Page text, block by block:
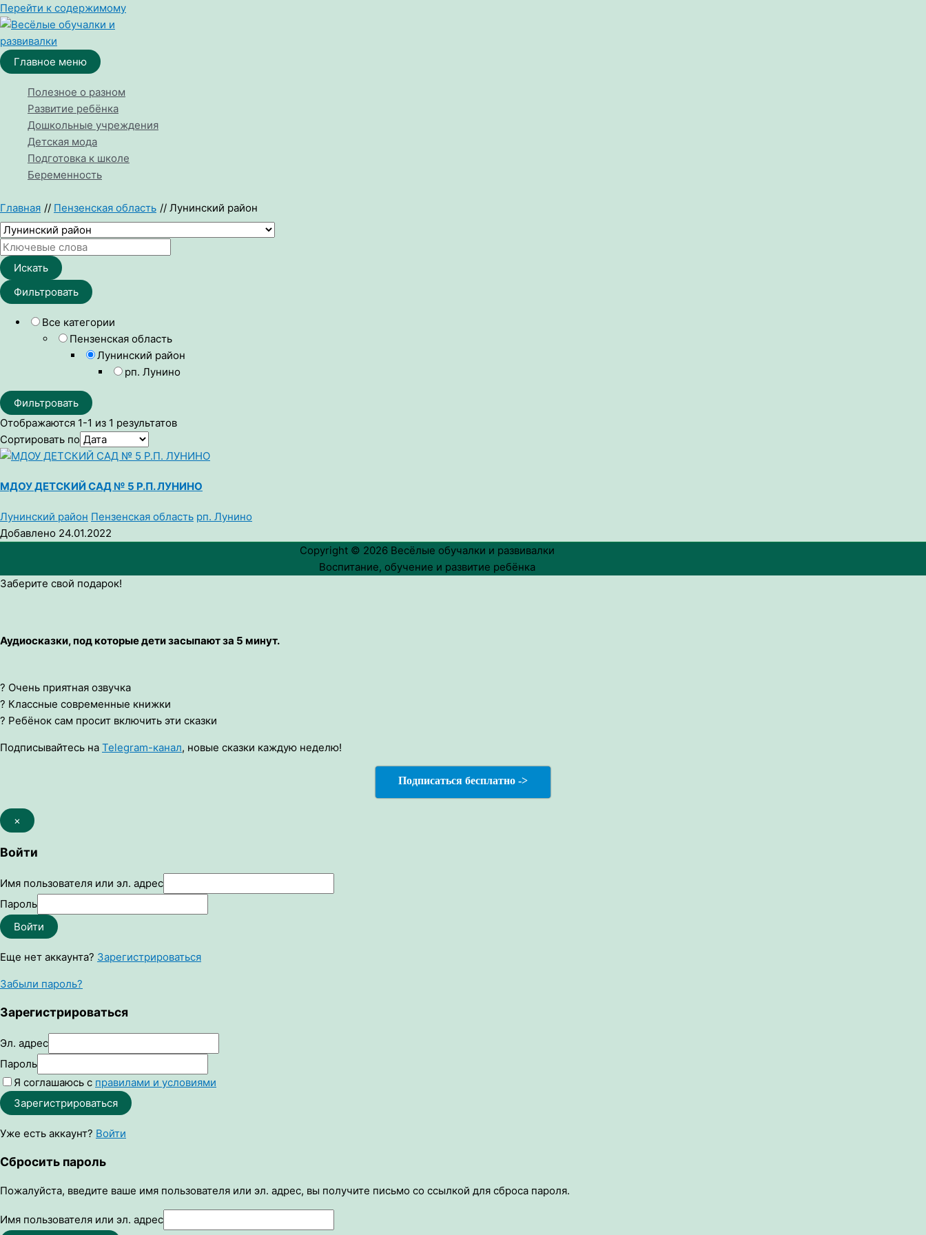
Перейти к содержимому
Главное меню
Полезное о разном
Развитие ребёнка
Дошкольные учреждения
Детская мода
Подготовка к школе
Беременность
Главная Пензенская область Лунинский район
Искать
Фильтровать
Все категории
Пензенская область
Лунинский район
рп. Лунино
Фильтровать
Отображаются 1-1 из 1 результатов
Сортировать по
МДОУ ДЕТСКИЙ САД № 5 Р.П. ЛУНИНО
Лунинский район Пензенская область рп. Лунино
Добавлено 24.01.2022
Copyright © 2026 Весёлые обучалки и развивалки
Воспитание, обучение и развитие ребёнка
Заберите свой подарок!
Аудиосказки, под которые дети засыпают за 5 минут.
? Очень приятная озвучка
? Классные современные книжки
? Ребёнок сам просит включить эти сказки
Подписывайтесь на Telegram-канал, новые сказки каждую неделю!
Подписаться бесплатно ->
×
Войти
Имя пользователя или эл. адрес
Пароль
Войти
Еще нет аккаунта? Зарегистрироваться
Забыли пароль?
Зарегистрироваться
Эл. адрес
Пароль
Я соглашаюсь с правилами и условиями
Зарегистрироваться
Уже есть аккаунт? Войти
Сбросить пароль
Пожалуйста, введите ваше имя пользователя или эл. адрес, вы получите письмо со ссылкой для сброса пароля.
Имя пользователя или эл. адрес